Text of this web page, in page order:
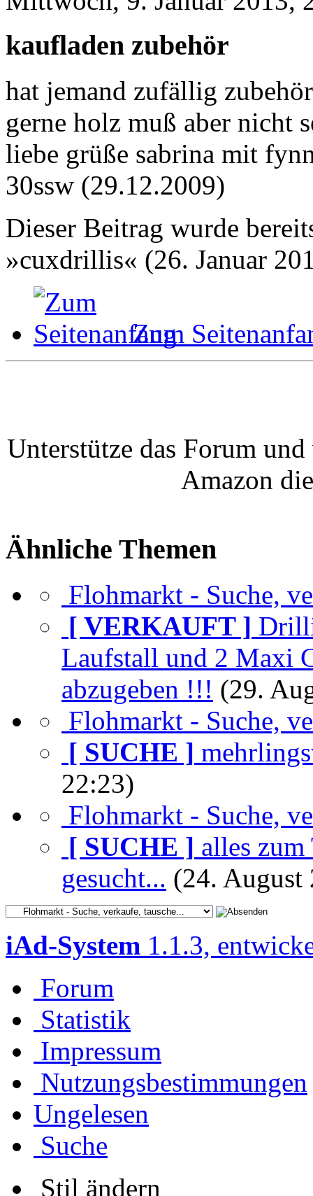
kaufladen zubehör
hat jemand zufällig
gerne holz muß aber nicht
liebe grüße sabrina mit
30ssw (29.12.2009)
Dieser Beitrag wurde
»cuxdrillis« (26. Januar
Zum
Unterstütze das Forum
Amazon
Ähnliche Themen
Flohmarkt - Suche,
[ VERKAUFT ]
Laufstall und 2 Maxi
abzugeben !!! (29.
Flohmarkt - Suche,
[ SUCHE ]
22:23)
Flohmarkt - Suche,
[ SUCHE ] alles
gesucht... (24. August
iAd-System 1.1.3,
Forum
Statistik
Impressum
Nutzungsbestimmungen
Ungelesen
Suche
Stil ändern